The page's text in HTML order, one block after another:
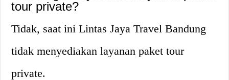
tour private?
Tidak, saat ini Lintas Jaya Travel Bandung
tidak menyediakan layanan paket tour
private.